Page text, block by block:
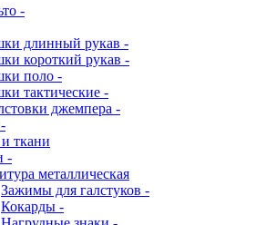
-
длинный рукав -
короткий рукав -
поло -
тактические -
джемпера -
ткани
-
металлическая
Зажимы для галстуков -
Кокарды -